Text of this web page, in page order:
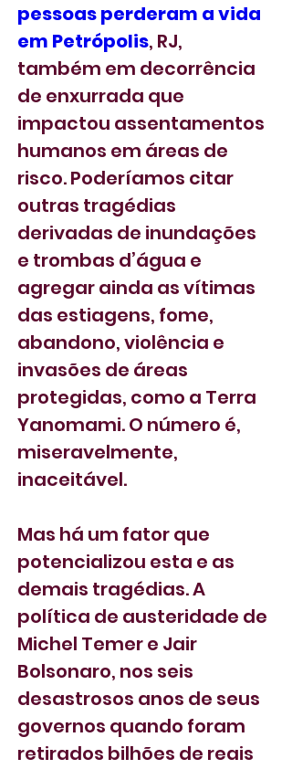
pessoas perderam a vida
em Petrópolis, RJ,
também em decorrência
de enxurrada que
impactou assentamentos
humanos em áreas de
risco. Poderíamos citar
outras tragédias
derivadas de inundações
e trombas d’água e
agregar ainda as vítimas
das estiagens, fome,
abandono, violência e
invasões de áreas
protegidas, como a Terra
Yanomami. O número é,
miseravelmente,
inaceitável.
Mas há um fator que
potencializou esta e as
demais tragédias. A
política de austeridade de
Michel Temer e Jair
Bolsonaro, nos seis
desastrosos anos de seus
governos quando foram
retirados bilhões de reais